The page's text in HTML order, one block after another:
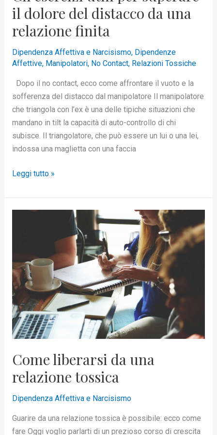
il dolore del distacco da una
relazione finita
Dipendenza Affettiva e Narcisismo, Dipendenze
Affettive, Manipolatori, No Contact, Relazioni Tossiche
Dopo il no contact, ecco come affrontare il vuoto e la
sofferenza del distacco dal manipolatore Il manipolatore
che triangola con l’ex è una delle tipiche situazioni che
mandano in tilt la capacità di auto-controllo di chi
subisce. Il triangolatore, che può essere un lui o una lei,
indossa una maglietta con una faccia
finita
Leggi tutto »
Come liberarsi da una
relazione tossica
Dipendenza Affettiva e Narcisismo
Guarire da una relazione tossica è possibile: ecco come
fare Oggi voglio parlarti di un prezioso corso di crescita
relazione
tossica